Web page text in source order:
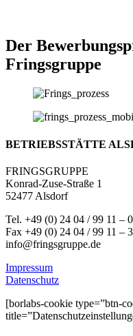
Der
Fringsgruppe
BETRIEBSSTÄTTE
FRINGSGRUPPE
Konrad-Zuse-Straße 1
52477 Alsdorf
Tel. +49 (0) 24 04 / 99 11 – 0
Fax +49 (0) 24 04 / 99 11 –
info@fringsgruppe.de
Impressum
Datenschutz
[borlabs-cookie type=”btn-